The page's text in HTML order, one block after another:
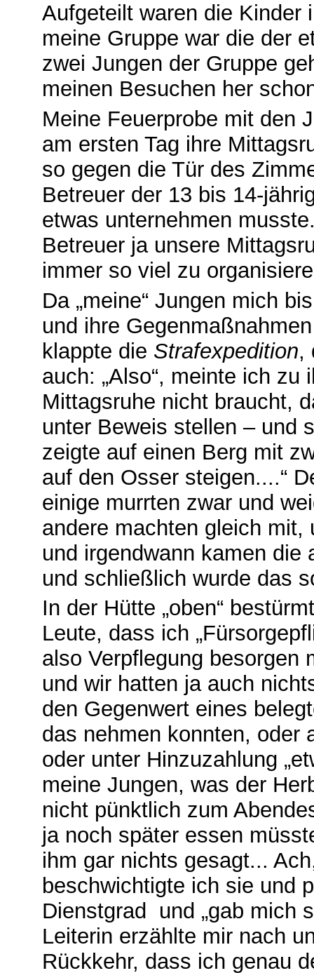
Aufgeteilt waren die Kinder
meine Gruppe war die der
zwei Jungen der Gruppe
meinen Besuchen her
Meine Feuerprobe mit den
am ersten Tag ihre
so gegen die Tür des
Betreuer der 13 bis 14-
etwas unternehmen
Betreuer ja unsere
immer so viel zu
Da „meine“ Jungen mich
und ihre
klappte die Strafexpedition,
auch: „Also“, meinte ich zu
Mittagsruhe nicht braucht,
unter Beweis stellen – und
zeigte auf einen Berg mit
auf den Osser steigen....“
einige murrten zwar und
andere machten gleich
und irgendwann kamen die
und schließlich wurde das
In der Hütte „oben“
Leute, dass ich
also Verpflegung besorgen
und wir hatten ja auch
den Gegenwert eines
das nehmen konnten, oder
oder unter Hinzuzahlung
meine Jungen, was der
nicht pünktlich zum
ja noch später essen
ihm gar nichts gesagt...
beschwichtigte ich sie und
Dienstgrad und „gab mich
Leiterin erzählte mir nach
Rückkehr, dass ich genau